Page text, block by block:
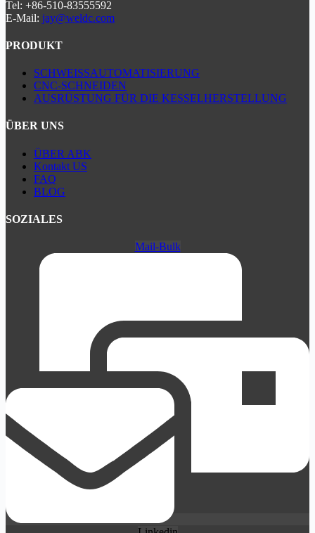
Tel: +86-510-83555592
E-Mail: jay@weldc.com
PRODUKT
SCHWEISSAUTOMATISIERUNG
CNC-SCHNEIDEN
AUSRÜSTUNG FÜR DIE KESSELHERSTELLUNG
ÜBER UNS
ÜBER ABK
Kontakt US
FAQ
BLOG
SOZIALES
Mail-Bulk